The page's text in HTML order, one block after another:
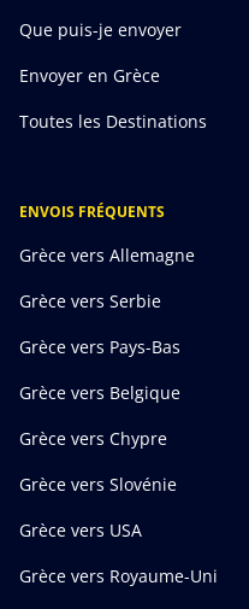
Que puis-je envoyer
Envoyer en Grèce
Toutes les Destinations
ENVOIS FRÉQUENTS
Grèce vers Allemagne
Grèce vers Serbie
Grèce vers Pays-Bas
Grèce vers Belgique
Grèce vers Chypre
Grèce vers Slovénie
Grèce vers USA
Grèce vers Royaume-Uni